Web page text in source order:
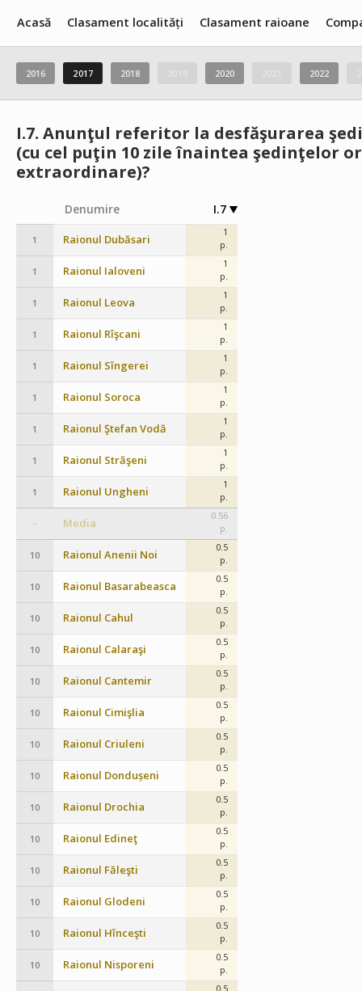
Acasă Clasament localități Clasament raioane
2016 2017 2018 2020 2022
I.7. Anunţul referitor la desfăşurarea
(cu cel puţin 10 zile înaintea şedinţelor
extraordinare)?
Denumire I.7
1 Raionul Dubăsari
1
p.
1 Raionul Ialoveni
1
p.
1 Raionul Leova
1
p.
1 Raionul Rîşcani
1
p.
1 Raionul Sîngerei
1
p.
1 Raionul Soroca
1
p.
1 Raionul Ştefan Vodă
1
p.
1 Raionul Străşeni
1
p.
1 Raionul Ungheni
1
p.
– Media
0.56
p.
10 Raionul Anenii Noi
0.5
p.
10 Raionul Basarabeasca
0.5
p.
10 Raionul Cahul
0.5
p.
10 Raionul Calaraşi
0.5
p.
10 Raionul Cantemir
0.5
p.
10 Raionul Cimişlia
0.5
p.
10 Raionul Criuleni
0.5
p.
10 Raionul Dondușeni
0.5
p.
10 Raionul Drochia
0.5
p.
10 Raionul Edineţ
0.5
p.
10 Raionul Făleşti
0.5
p.
10 Raionul Glodeni
0.5
p.
10 Raionul Hînceşti
0.5
p.
10 Raionul Nisporeni
0.5
p.
0.5